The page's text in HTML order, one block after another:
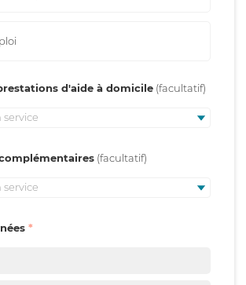
d'aide à domicile
service
service